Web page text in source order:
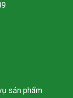
sản phẩm